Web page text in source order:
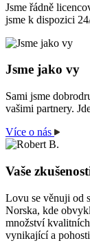
Jsme řádně
jsme k dispozici
Jsme jako vy
Sami jsme
vašimi partnery.
Více o nás
Vaše
Lovu se věnuji od
Norska, kde
množství
vynikající a